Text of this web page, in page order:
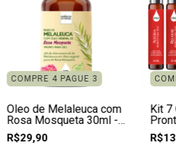
COMPRE 4 PAGUE 3
Óleo de Melaleuca com
Rosa Mosqueta 30ml -
Pronto para Uso
R$29,90
Kit 7
On